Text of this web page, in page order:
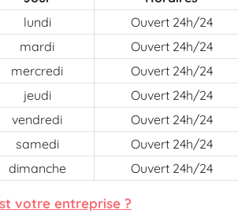
lundi
Ouvert 24h/24
mardi
Ouvert 24h/24
mercredi
Ouvert 24h/24
jeudi
Ouvert 24h/24
vendredi
Ouvert 24h/24
samedi
Ouvert 24h/24
dimanche
Ouvert 24h/24
votre entreprise ?